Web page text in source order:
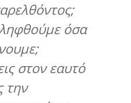
όσα
στον εαυτό
την